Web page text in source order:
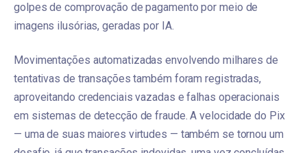
golpes de comprovação de pagamento por meio de
imagens ilusórias, geradas por IA.
Movimentações automatizadas envolvendo milhares de
tentativas de transações também foram registradas,
aproveitando credenciais vazadas e falhas operacionais
em sistemas de detecção de fraude. A velocidade do Pix
— uma de suas maiores virtudes — também se tornou um